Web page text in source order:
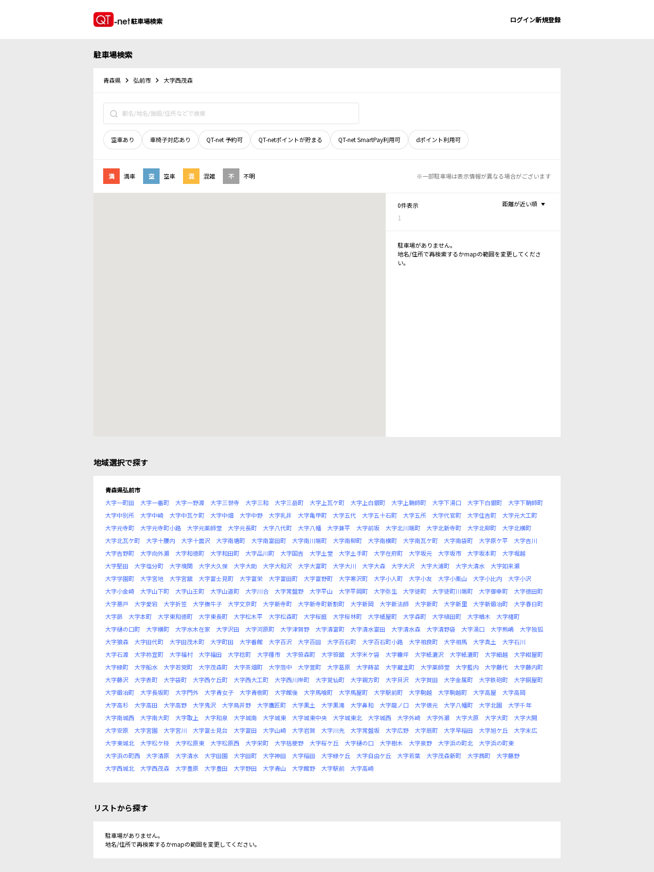
駐車場検索 ログイン新規登録
駐車場検索
青森県 弘前市 大字西茂森
空車あり 車椅子対応あり QT-net 予約可 QT-netポイントが貯まる QT-net SmartPay利用可 dポイント利用可
満 満車 空 空車 混 混雑 不 不明 ※一部駐車場は表示情報が異なる場合がございます
0件表示
1
距離が近い順
駐車場がありません。
地名/住所で再検索するかmapの範囲を変更してくださ
い。
地域選択で探す
青森県弘前市
大字一町田
大字一番町 大字一野渡 大字三世寺 大字三和 大字三岳町 大字上瓦ケ町 大字上白銀町 大字上鞘師町 大字下湯口 大字下白銀町
大字下鞘師町
大字中別所
大字中崎 大字中瓦ケ町 大字中畑 大字中野 大字乳井 大字亀甲町 大字五代 大字五十石町 大字五所 大字代官町 大字住吉町
大字元大工町
大字元寺町
大字元寺町小路 大字元薬師堂 大字元長町 大字八代町 大字八幡 大字兼平 大字前坂 大字北川端町 大字北新寺町 大字北柳町
大字北横町
大字北瓦ケ町
大字十腰内 大字十面沢 大字南塘町 大字南富田町 大字南川端町 大字南柳町 大字南横町 大字南瓦ケ町 大字南袋町 大字原ケ平
大字吉川
大字吉野町
大字向外瀬 大字和徳町 大字和田町 大字品川町 大字国吉 大字土堂 大字土手町 大字在府町 大字坂元 大字坂市 大字坂本町
大字堀越
大字堅田
大字塩分町 大字境関 大字大久保 大字大助 大字大和沢 大字大富町 大字大川 大字大森 大字大沢 大字大浦町 大字大清水
大字如来瀬
大字学園町
大字宮地 大字宮舘 大字富士見町 大字富栄 大字富田町 大字富野町 大字寒沢町 大字小人町 大字小友 大字小栗山 大字小比内
大字小沢
大字小金崎
大字山下町 大字山王町 大字山道町 大字川合 大字常盤野 大字平山 大字平岡町 大字弥生 大字徒町 大字徒町川端町 大字御幸町
大字徳田町
大字悪戸
大字愛宕 大字折笠 大字撫牛子 大字文京町 大字新寺町 大字新寺町新割町 大字新岡 大字新法師 大字新町 大字新里 大字新鍛冶町
大字春日町
大字昴
大字本町 大字東和徳町 大字東長町 大字松木平 大字松森町 大字桜庭 大字桜林町 大字桶屋町 大字森町 大字植田町 大字楢木
大字楮町
大字樋の口町
大字横町 大字水木在家 大字沢田 大字河原町 大字津賀野 大字清富町 大字清水富田 大字清水森 大字清野袋 大字湯口 大字熊嶋
大字独狐
大字狼森
大字田代町 大字田茂木町 大字町田 大字番館 大字百沢 大字百田 大字百石町 大字百石町小路 大字相良町 大字相馬 大字真土
大字石川
大字石渡
大字祢宜町 大字福村 大字福田 大字稔町 大字種市 大字笹森町 大字笹舘 大字米ケ袋 大字糠坪 大字紙漉沢 大字紙漉町 大字細越
大字紺屋町
大字緑町
大字船水 大字若党町 大字茂森町 大字茶畑町 大字萢中 大字萱町 大字葛原 大字蒔苗 大字蔵主町 大字薬師堂 大字藍内 大字藤代
大字藤内町
大字藤沢
大字表町 大字袋町 大字西ケ丘町 大字西大工町 大字西川岸町 大字覚仙町 大字親方町 大字貝沢 大字賀田 大字金属町 大字鉄砲町
大字銅屋町
大字鍛冶町
大字長坂町 大字門外 大字青女子 大字青樹町 大字館後 大字馬喰町 大字馬屋町 大字駅前町 大字駒越 大字駒越町 大字高屋
大字高岡
大字高杉
大字高田 大字高野 大字鬼沢 大字鳥井野 大字鷹匠町 大字黒土 大字黒滝 大字鼻和 大字龍ノ口 大字俵元 大字八幡町 大字北園
大字千年
大字南城西
大字南大町 大字取上 大字和泉 大字城南 大字城東 大字城東中央 大字城東北 大字城西 大字外崎 大字外瀬 大字大原 大字大町
大字大開
大字安原
大字宮園 大字宮川 大字富士見台 大字富田 大字山崎 大字岩賀 大字川先 大字常盤坂 大字広野 大字扇町 大字早稲田 大字旭ケ丘
大字末広
大字東城北
大字松ケ枝 大字松原東 大字松原西 大字栄町 大字桔梗野 大字桜ケ丘 大字樋の口 大字樹木 大字泉野 大字浜の町北
大字浜の町東
大字浜の町西
大字清原 大字清水 大字田園 大字田町 大字神田 大字稲田 大字緑ケ丘 大字自由ケ丘 大字若葉 大字茂森新町 大字茜町
大字藤野
大字西城北
大字西茂森 大字豊原 大字豊田 大字野田 大字青山 大字館野 大字駅前 大字高崎
リストから探す
駐車場がありません。
地名/住所で再検索するかmapの範囲を変更してください。